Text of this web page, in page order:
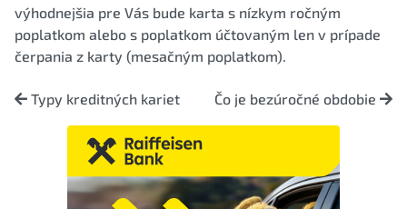
výhodnejšia pre Vás bude karta s nízkym ročným
poplatkom alebo s poplatkom účtovaným len v prípade
čerpania z karty (mesačným poplatkom).
Typy kreditných kariet Čo je bezúročné obdobie